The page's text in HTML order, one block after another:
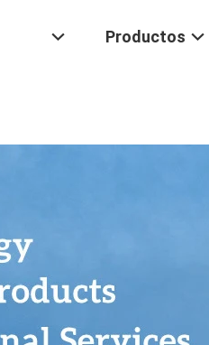
Productos